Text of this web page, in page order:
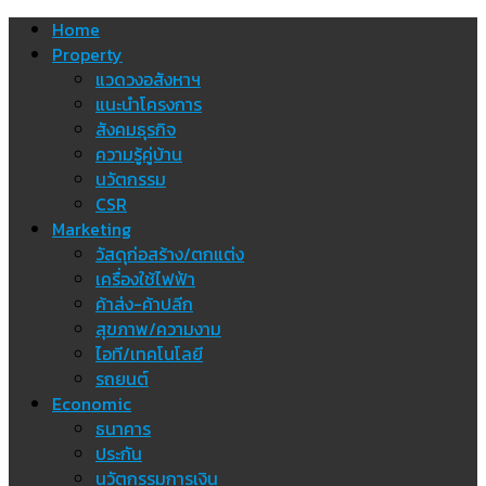
Skip Home
Property
แวดวงอสังหาฯ
แนะนำโครงการ
สังคมธุรกิจ
ความรู้คู่บ้าน
นวัตกรรม
CSR
Marketing
วัสดุก่อสร้าง/ตกแต่ง
เครื่องใช้ไฟฟ้า
ค้าส่ง-ค้าปลีก
สุขภาพ/ความงาม
ไอที/เทคโนโลยี
รถยนต์
Economic
ธนาคาร
ประกัน
นวัตกรรมการเงิน